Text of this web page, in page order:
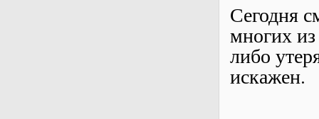
Сегодня
многих
либо
искажен.